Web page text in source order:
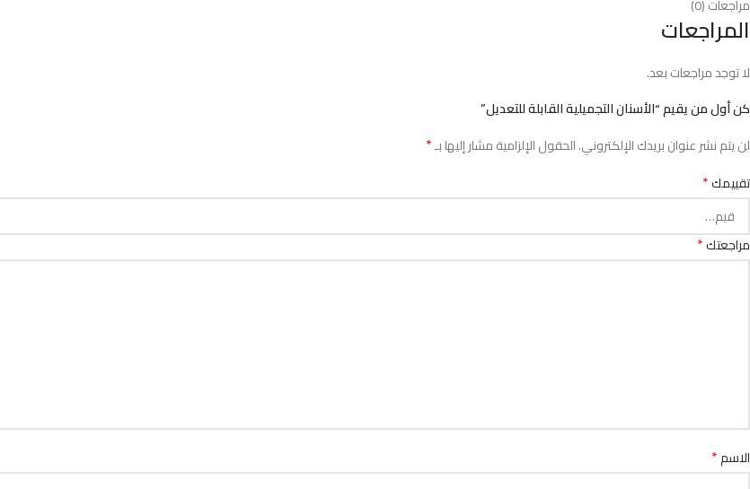
مراجعات (0)
المراجعات
لا توجد مراجعات بعد.
كن أول من يقيم “الأسنان التجميلية القابلة للتعديل”
لن يتم نشر عنوان بريدك الإلكتروني.الحقول الإلزامية مشار إليها بـ*
تقييمك*
مراجعتك*
الاسم*